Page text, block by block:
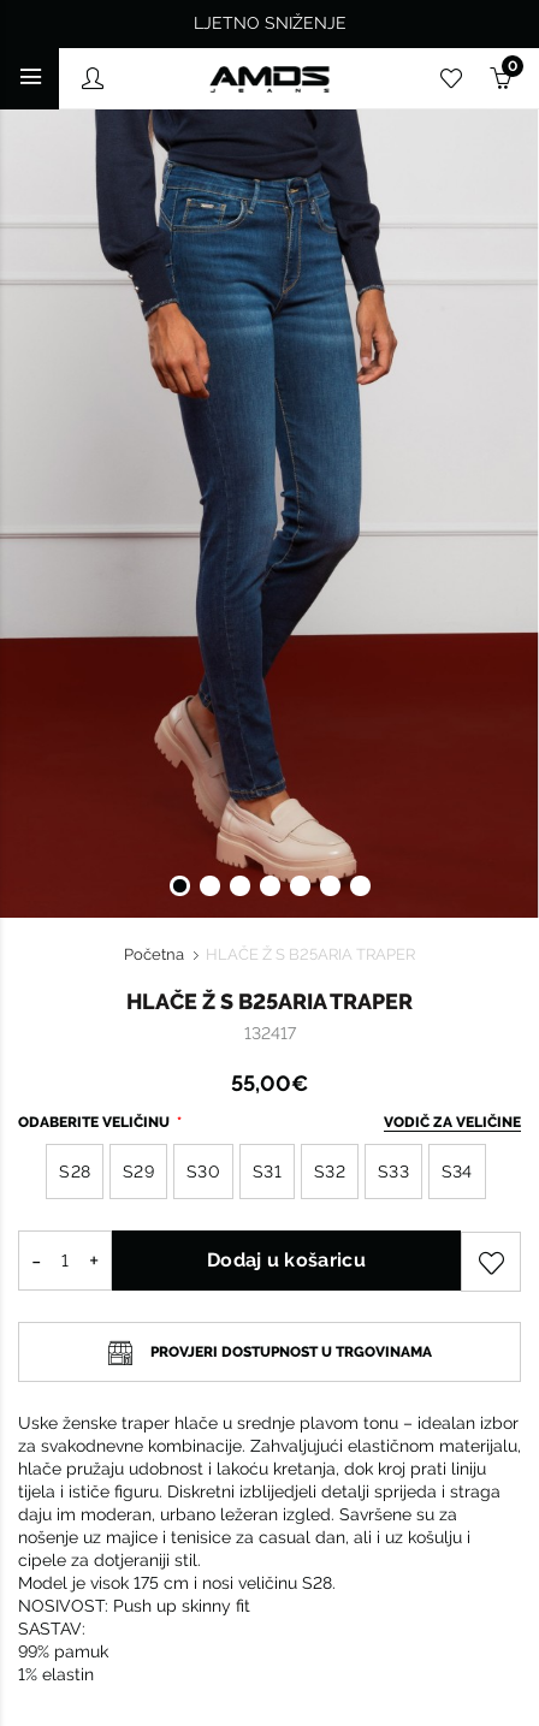
LJETNO SNIŽENJE
0
Početna HLAČE Ž S B25ARIA TRAPER
HLAČE Ž S B25ARIA TRAPER
132417
55,00€
ODABERITE VELIČINU VODIČ ZA VELIČINE
S28 S29 S30 S31 S32 S33 S34
Dodaj u košaricu
PROVJERI DOSTUPNOST U TRGOVINAMA
Uske ženske traper hlače u srednje plavom tonu – idealan izbor
za svakodnevne kombinacije. Zahvaljujući elastičnom materijalu,
hlače pružaju udobnost i lakoću kretanja, dok kroj prati liniju
tijela i ističe figuru. Diskretni izblijedjeli detalji sprijeda i straga
daju im moderan, urbano ležeran izgled. Savršene su za
nošenje uz majice i tenisice za casual dan, ali i uz košulju i
cipele za dotjeraniji stil.
Model je visok 175 cm i nosi veličinu S28.
NOSIVOST: Push up skinny fit
SASTAV:
99% pamuk
1% elastin